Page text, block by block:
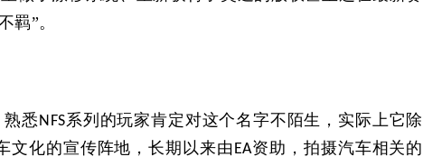
羁”。
悉 NFS系列的玩家肯定对这个名字不陌生，实际上它除
文化的宣传阵地，长期以来由 EA资助，拍摄汽车相关的